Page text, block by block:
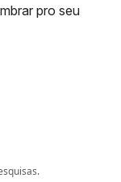
pro seu